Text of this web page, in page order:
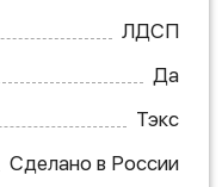
ЛДСП
Да
Тэкс
Сделано в России